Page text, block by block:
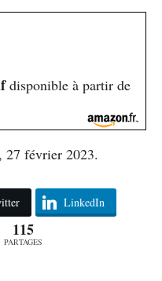
disponible à partir de
, 27 février 2023.
LinkedIn
115
PARTAGES